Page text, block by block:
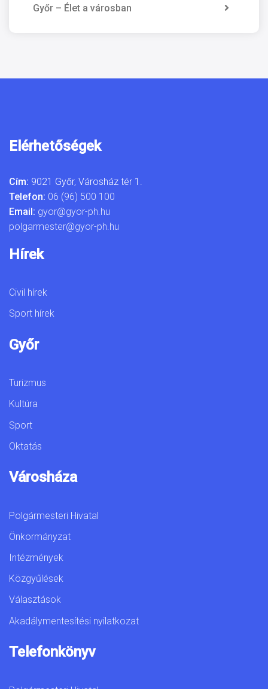
Győr – Élet a városban
Elérhetőségek
Cím: 9021 Győr, Városház tér 1.
Telefon: 06 (96) 500 100
Email: gyor@gyor-ph.hu
polgarmester@gyor-ph.hu
Hírek
Civil hírek
Sport hírek
Győr
Turizmus
Kultúra
Sport
Oktatás
Városháza
Polgármesteri Hivatal
Önkormányzat
Intézmények
Közgyűlések
Választások
Akadálymentesítési nyilatkozat
Telefonkönyv